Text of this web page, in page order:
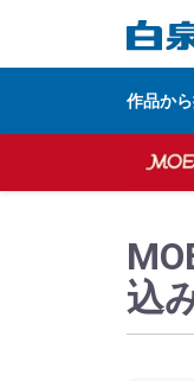
作品か
白泉
込